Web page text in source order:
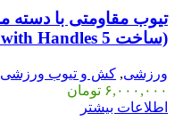
(ساخت 5 Meter Resistance Tube with Handles
ورزشی, کش و تیوب ورزشی
۶,۰۰۰,۰۰۰ تومان
اطلاعات بیشتر